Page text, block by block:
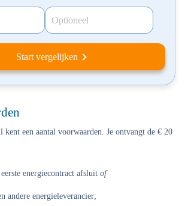
Start vergelijken
kent een aantal voorwaarden. Je ontvangt de € 20
energiecontract afsluit of
andere energieleverancier;